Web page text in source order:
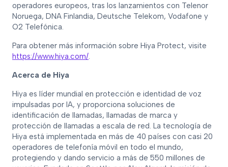
operadores europeos, tras los lanzamientos con Telenor
Noruega, DNA Finlandia, Deutsche Telekom, Vodafone y
O2 Telefónica.
Para obtener más información sobre Hiya Protect, visite
https://www.hiya.com/.
Acerca de Hiya
Hiya es líder mundial en protección e identidad de voz
impulsadas por IA, y proporciona soluciones de
identificación de llamadas, llamadas de marca y
protección de llamadas a escala de red. La tecnología de
Hiya está implementada en más de 40 países con casi 20
operadores de telefonía móvil en todo el mundo,
protegiendo y dando servicio a más de 550 millones de